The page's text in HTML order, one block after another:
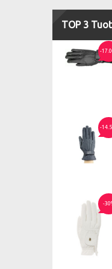
TOP 3
-
-
-